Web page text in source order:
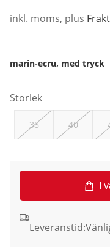
inkl. moms, plus
marin-ecru, med tryck
Storlek
38 40
I
Leveranstid: